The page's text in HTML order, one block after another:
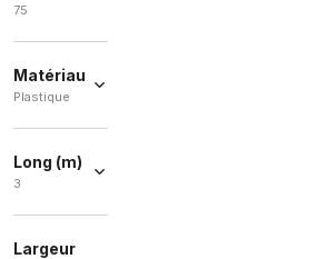
75
Matériau
Plastique
Long (m)
3
Largeur